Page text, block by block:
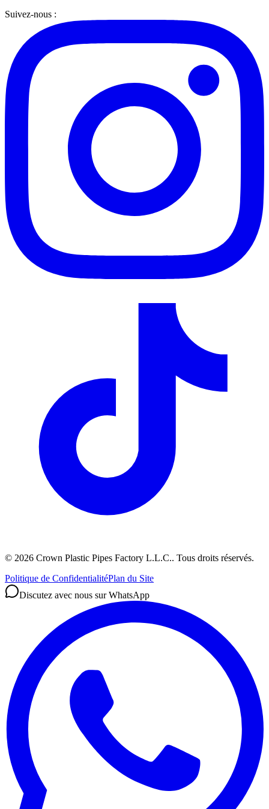
Suivez-nous :
© 2026 Crown Plastic Pipes Factory L.L.C.. Tous droits réservés.
Politique de ConfidentialitéPlan du Site
Discutez avec nous sur WhatsApp